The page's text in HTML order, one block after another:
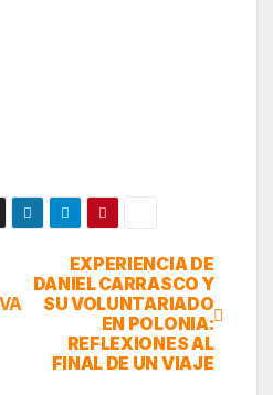
EXPERIENCIA DE
DANIEL CARRASCO Y
SU VOLUNTARIADO
EN POLONIA:
REFLEXIONES AL
FINAL DE UN VIAJE